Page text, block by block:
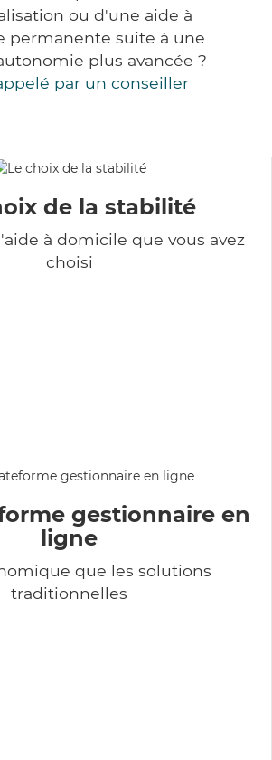
ou d'une aide à
permanente suite à une
plus avancée ?
par un conseiller
de la stabilité
à domicile que vous avez
choisi
gestionnaire en
ligne
que les solutions
traditionnelles